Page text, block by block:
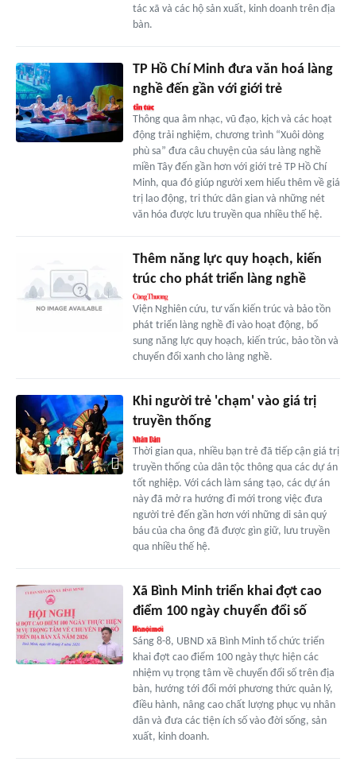
tác xã và các hộ sản xuất, kinh doanh trên địa
bàn.
TP Hồ Chí Minh đưa văn hoá làng
nghề đến gần với giới trẻ
Thông qua âm nhạc, vũ đạo, kịch và các hoạt
động trải nghiệm, chương trình “Xuôi dòng
phù sa” đưa câu chuyện của sáu làng nghề
miền Tây đến gần hơn với giới trẻ TP Hồ Chí
Minh, qua đó giúp người xem hiểu thêm về giá
trị lao động, tri thức dân gian và những nét
văn hóa được lưu truyền qua nhiều thế hệ.
Thêm năng lực quy hoạch, kiến
trúc cho phát triển làng nghề
Viện Nghiên cứu, tư vấn kiến trúc và bảo tồn
phát triển làng nghề đi vào hoạt động, bổ
sung năng lực quy hoạch, kiến trúc, bảo tồn và
chuyển đổi xanh cho làng nghề.
Khi người trẻ 'chạm' vào giá trị
truyền thống
Thời gian qua, nhiều bạn trẻ đã tiếp cận giá trị
truyền thống của dân tộc thông qua các dự án
tốt nghiệp. Với cách làm sáng tạo, các dự án
này đã mở ra hướng đi mới trong việc đưa
người trẻ đến gần hơn với những di sản quý
báu của cha ông đã được gìn giữ, lưu truyền
qua nhiều thế hệ.
Xã Bình Minh triển khai đợt cao
điểm 100 ngày chuyển đổi số
Sáng 8-8, UBND xã Bình Minh tổ chức triển
khai đợt cao điểm 100 ngày thực hiện các
nhiệm vụ trọng tâm về chuyển đổi số trên địa
bàn, hướng tới đổi mới phương thức quản lý,
điều hành, nâng cao chất lượng phục vụ nhân
dân và đưa các tiện ích số vào đời sống, sản
xuất, kinh doanh.